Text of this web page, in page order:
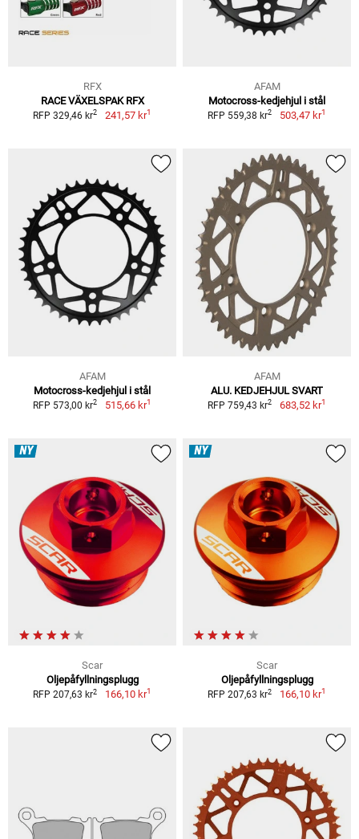
RFX
RACE VÄXELSPAK RFX
RFP 329,46 kr2 241,57 kr1
AFAM
Motocross-kedjehjul i stål
RFP 559,38 kr2 503,47 kr1
AFAM
Motocross-kedjehjul i stål
RFP 573,00 kr2 515,66 kr1
AFAM
ALU. KEDJEHJUL SVART
RFP 759,43 kr2 683,52 kr1
NY
Scar
Oljepåfyllningsplugg
RFP 207,63 kr2 166,10 kr1
NY
Scar
Oljepåfyllningsplugg
RFP 207,63 kr2 166,10 kr1